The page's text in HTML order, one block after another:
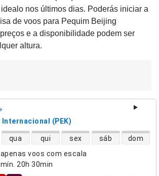
nos últimos dias. Poderás iniciar a
de voos para Pequim Beijing
e a disponibilidade podem ser
altura.
(PEK)
apenas voos com escala
mín. 20h 30min
voos diretos
qua qui sex sáb dom